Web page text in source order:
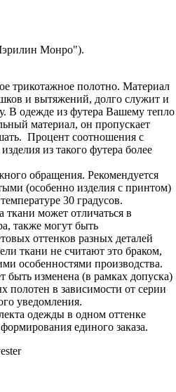
Монро").
трикотажное полотно. Материал
и вытяжений, долго служит и
В одежде из футера Вашему тепло
материал, он пропускает
Процент соотношения с
из такого футера более
обращения. Рекомендуется
(особенно изделия с принтом)
30 градусов.
может отличаться в
также могут быть
оттенков разных деталей
ткани не считают это браком,
особенностями производства.
быть изменена (в рамках допуска)
полотен в зависимости от серии
уведомления.
одежды в одном оттенке
единого заказа.